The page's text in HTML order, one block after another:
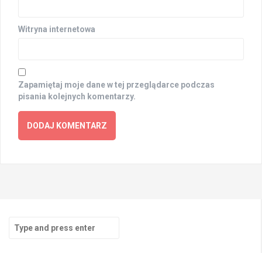
Witryna internetowa
Zapamiętaj moje dane w tej przeglądarce podczas
pisania kolejnych komentarzy.
for: